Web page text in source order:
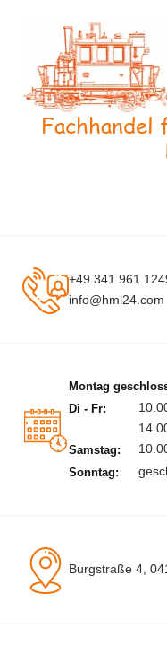
Fachhandel
+49 341 961
info@hml24.com
Montag
Di - Fr:
Samstag:
Sonntag:
Burgstraße 4,